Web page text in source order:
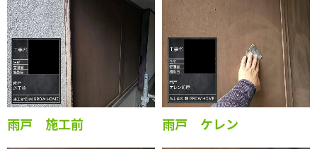
雨戸 施工前 雨戸 ケレン